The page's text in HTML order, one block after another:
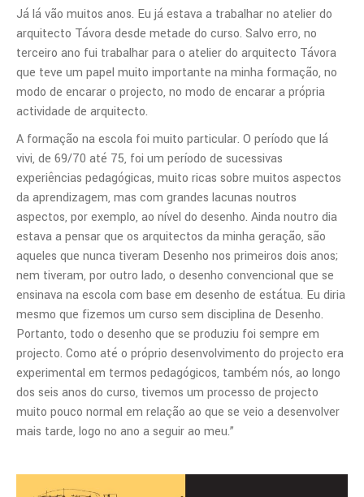
Já lá vão muitos anos. Eu já estava a trabalhar no atelier do
arquitecto Távora desde metade do curso. Salvo erro, no
terceiro ano fui trabalhar para o atelier do arquitecto Távora
que teve um papel muito importante na minha formação, no
modo de encarar o projecto, no modo de encarar a própria
actividade de arquitecto.
A formação na escola foi muito particular. O período que lá
vivi, de 69/70 até 75, foi um período de sucessivas
experiências pedagógicas, muito ricas sobre muitos aspectos
da aprendizagem, mas com grandes lacunas noutros
aspectos, por exemplo, ao nível do desenho. Ainda noutro dia
estava a pensar que os arquitectos da minha geração, são
aqueles que nunca tiveram Desenho nos primeiros dois anos;
nem tiveram, por outro lado, o desenho convencional que se
ensinava na escola com base em desenho de estátua. Eu diria
mesmo que fizemos um curso sem disciplina de Desenho.
Portanto, todo o desenho que se produziu foi sempre em
projecto. Como até o próprio desenvolvimento do projecto era
experimental em termos pedagógicos, também nós, ao longo
dos seis anos do curso, tivemos um processo de projecto
muito pouco normal em relação ao que se veio a desenvolver
mais tarde, logo no ano a seguir ao meu.”